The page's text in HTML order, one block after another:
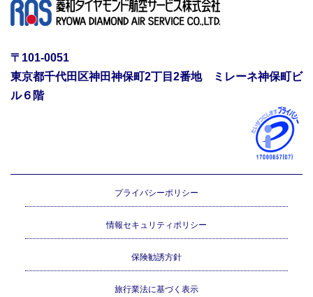
〒101-0051
東京都千代田区神田神保町2丁目2番地 ミレーネ神保町ビ
ル６階
プライバシーポリシー
情報セキュリティポリシー
保険勧誘方針
旅行業法に基づく表示